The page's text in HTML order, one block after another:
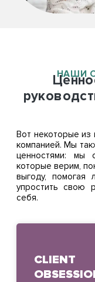
НАШИ
Вот некоторые из
компанией. Мы
ценностями: мы
которые верим,
выгоду, помогая
упростить свою
себя.
CLIENT